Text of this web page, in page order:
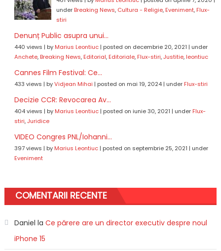
under Breaking News, Cultura - Religie, Eveniment, Flux-
stiri
Denunț Public asupra unui...
440 views | by Marius Leontiuc| posted on decembrie 20, 2021 | under
Anchete, Breaking News, Editorial, Editoriale, Flux-stiri,Justitie, leontiuc
Cannes Film Festival: Ce...
433 views | byVidjean Mihai | posted on mai 19, 2024| under Flux-stiri
Decizie CCR: Revocarea Av...
404 views | by Marius Leontiuc| posted on iunie 30, 2021 | under Flux-
stiri,Juridice
VIDEO Congres PNL/Iohanni...
397 views | by Marius Leontiuc| posted on septembrie 25, 2021 | under
Eveniment
COMENTARII RECENTE
Daniel la Ce părere are un director executiv despre noul
iPhone 15